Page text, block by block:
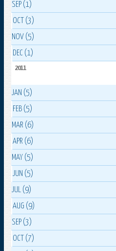
SEP (1)
OCT (3)
NOV (5)
DEC (1)
2011
JAN (5)
FEB (5)
MAR (6)
APR (6)
MAY (5)
JUN (5)
JUL (9)
AUG (9)
SEP (3)
OCT (7)